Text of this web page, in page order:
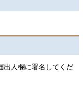
出人欄に署名してくだ